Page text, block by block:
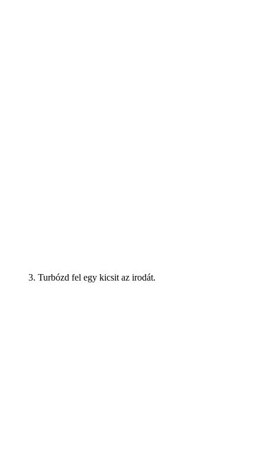
3. Turbózd fel egy kicsit az irodát.